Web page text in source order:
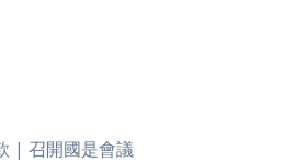
| 召開國是會議